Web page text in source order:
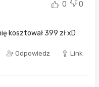
0 0
kosztował 399 zł xD
Odpowiedz Link